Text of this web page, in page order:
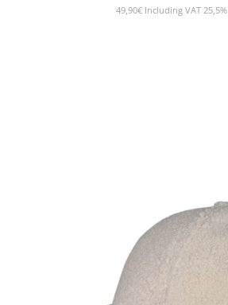
49,90€ Including VAT 25,5%